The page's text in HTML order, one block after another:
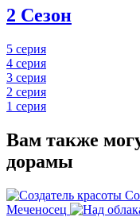
2 Сезон
5 серия
4 серия
3 серия
2 серия
1 серия
Вам также
дорамы
Меченосец